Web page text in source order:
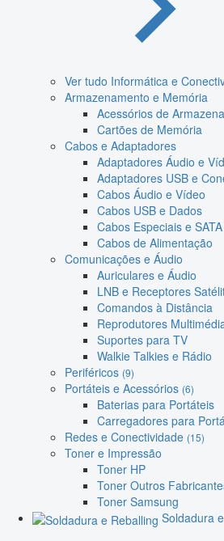
Ver tudo Informática e
Armazenamento e Memória
Acessórios de
Cartões de Memória
Cabos e Adaptadores
Adaptadores Áudio e
Adaptadores USB e
Cabos Áudio e Vídeo
Cabos USB e Dados
Cabos Especiais e SATA
Cabos de Alimentação
Comunicações e Áudio
Auriculares e Áudio
LNB e Receptores
Comandos à Distância
Reprodutores
Suportes para TV
Walkie Talkies e Rádio
Periféricos (9)
Portáteis e Acessórios (6)
Baterias para Portáteis
Carregadores para
Redes e Conectividade (15)
Toner e Impressão
Toner HP
Toner Outros
Toner Samsung
Soldadura